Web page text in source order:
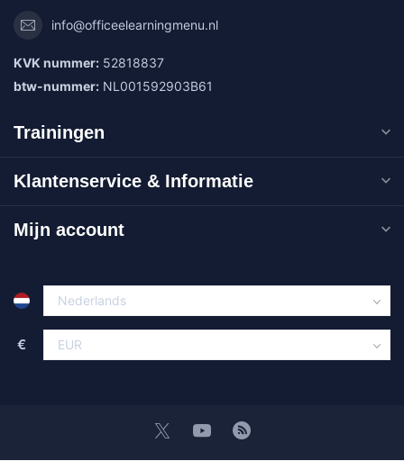
info@officeelearningmenu.nl
KVK nummer: 52818837
btw-nummer: NL001592903B61
Trainingen
Klantenservice & Informatie
Mijn account
€